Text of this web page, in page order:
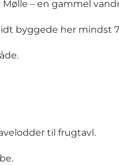
– en gammel
byggede her mindst
til frugtavl.